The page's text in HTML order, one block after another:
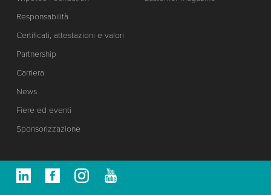
Responsabilità
Certificati, attestazioni e valori
Partnership
Carriera
News
Fiere ed eventi
Sponsorizzazione